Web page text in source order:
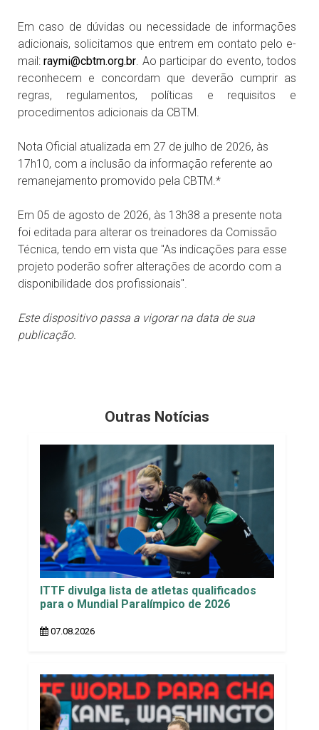
Em caso de dúvidas ou necessidade de informações
adicionais, solicitamos que entrem em contato pelo e-
mail:raymi@cbtm.org.br. Ao participar do evento, todos
reconhecem e concordam que deverão cumprir as
regras, regulamentos, políticas e requisitos e
procedimentos adicionais da CBTM.
Nota Oficial atualizada em 27 de julho de 2026, às
17h10, com a inclusão da informação referente ao
remanejamento promovido pela CBTM.*
Em 05 de agosto de 2026, às 13h38 a presente nota
foi editada para alterar os treinadores da Comissão
Técnica, tendo em vista que "As indicações para esse
projeto poderão sofrer alterações de acordo com a
disponibilidade dos profissionais".
Este dispositivo passa a vigorar na data de sua
publicação.
Outras Notícias
ITTF divulga lista de atletas qualificados
para o Mundial Paralímpico de 2026
07.08.2026